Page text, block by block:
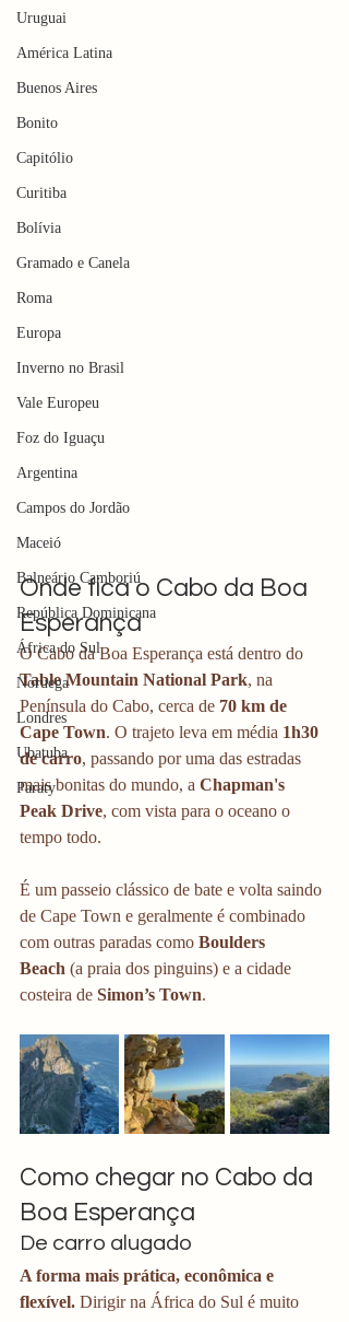
Uruguai
América Latina
Buenos Aires
Bonito
Capitólio
Curitiba
Bolívia
Gramado e Canela
Roma
Europa
Inverno no Brasil
Vale Europeu
Foz do Iguaçu
Argentina
Campos do Jordão
Maceió
Balneário Camboriú
República Dominicana
África do Sul
Noruega
Londres
Ubatuba
Paraty
Onde fica o Cabo da Boa
Esperança
O Cabo da Boa Esperança está dentro do
Table Mountain National Park, na
Península do Cabo, cerca de 70 km de
Cape Town. O trajeto leva em média 1h30
de carro, passando por uma das estradas
mais bonitas do mundo, a Chapman's
Peak Drive, com vista para o oceano o
tempo todo.
É um passeio clássico de bate e volta saindo
de Cape Town e geralmente é combinado
com outras paradas como Boulders
Beach (a praia dos pinguins) e a cidade
costeira de Simon’s Town.
Como chegar no Cabo da
Boa Esperança
De carro alugado
A forma mais prática, econômica e
flexível. Dirigir na África do Sul é muito